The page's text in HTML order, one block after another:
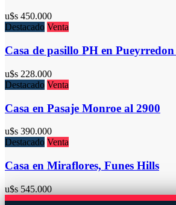
u$s 450.000
Destacado Venta
Casa de pasillo PH en
u$s 228.000
Destacado Venta
Casa en Pasaje Monroe al 2900
u$s 390.000
Destacado Venta
Casa en Miraflores, Funes Hills
u$s 545.000